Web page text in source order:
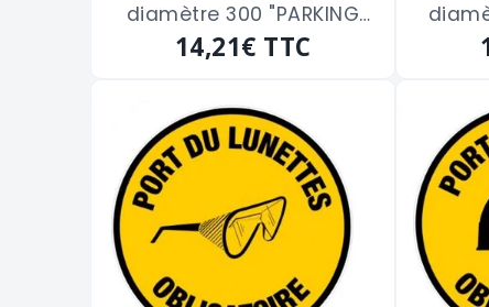
diamètre 300 "PARKING
PRIVE"
14,21€ TTC